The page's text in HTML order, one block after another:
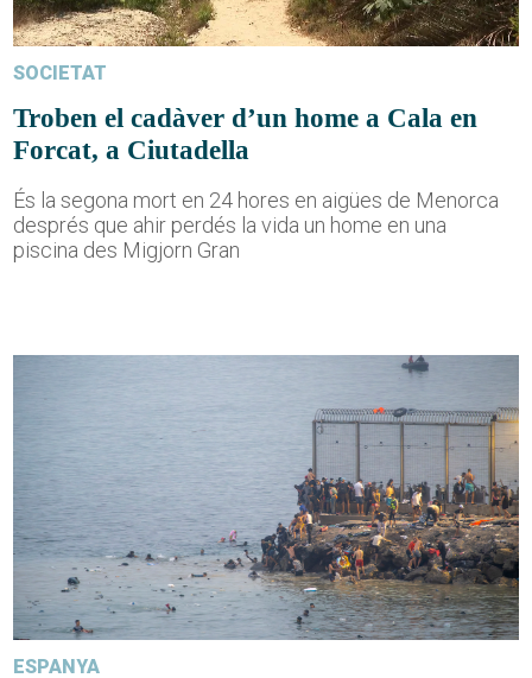
SOCIETAT
Troben el cadàver d’un home a Cala en
Forcat, a Ciutadella
És la segona mort en 24 hores en aigües de Menorca
després que ahir perdés la vida un home en una
piscina des Migjorn Gran
ESPANYA